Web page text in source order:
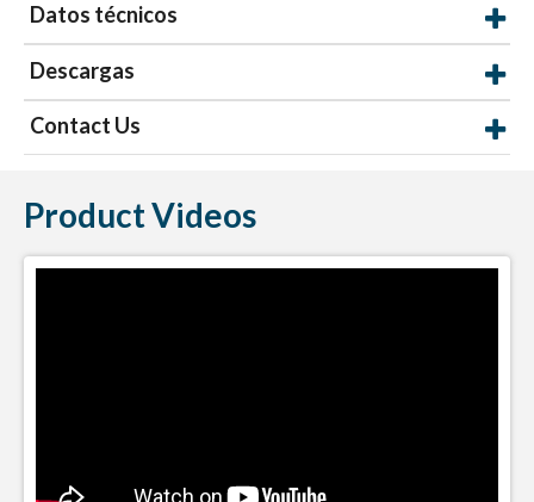
Datos técnicos
Descargas
Contact Us
Product Videos